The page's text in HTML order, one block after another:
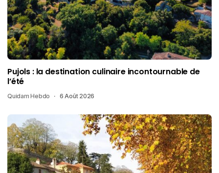
Pujols : la destination culinaire incontournable de
l’été
Quidam Hebdo 6 Août 2026